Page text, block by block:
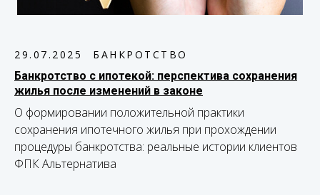
29.07.2025
БАНКРОТСТВО
Банкротство с ипотекой: перспектива сохранения
жилья после изменений в законе
О формировании положительной практики
сохранения ипотечного жилья при прохождении
процедуры банкротства: реальные истории клиентов
ФПК Альтернатива